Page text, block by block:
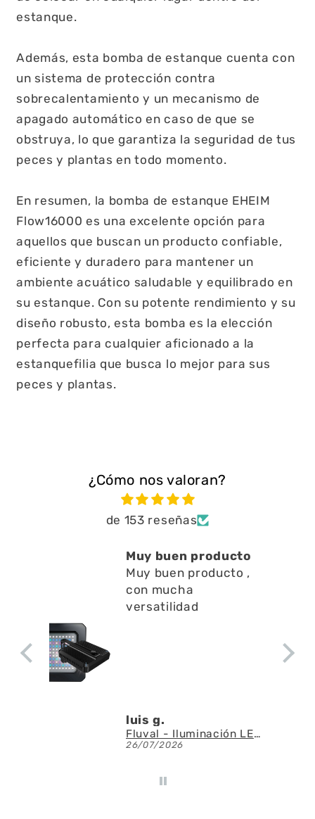
estanque.
Además, esta bomba de estanque cuenta con
un sistema de protección contra
sobrecalentamiento y un mecanismo de
apagado automático en caso de que se
obstruya, lo que garantiza la seguridad de tus
peces y plantas en todo momento.
En resumen, la bomba de estanque EHEIM
Flow16000 es una excelente opción para
aquellos que buscan un producto confiable,
eficiente y duradero para mantener un
ambiente acuático saludable y equilibrado en
su estanque. Con su potente rendimiento y su
diseño robusto, esta bomba es la elección
perfecta para cualquier aficionado a la
estanquefilia que busca lo mejor para sus
peces y plantas.
¿Cómo nos valoran?
de 153 reseñas
Está muy bien ayuda
a limpiar residuos
en l
Está muy bien ayuda
a limpiar residuos en l
apenas ruido y ayuda
Denis A.G.U.
23/07/2026